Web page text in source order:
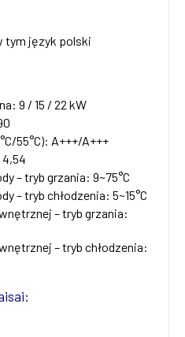
tym język polski
9 / 15 / 22 kW
55°C): A+++/A+++
4,54
– tryb grzania: 9~75°C
– tryb chłodzenia: 5~15°C
– tryb grzania:
– tryb chłodzenia: